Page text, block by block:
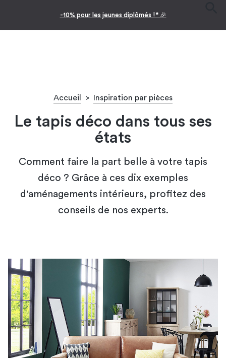
-10% pour les jeunes diplômés !* 🎉
Accueil > Inspiration par pièces
Le tapis déco dans tous ses
états
Comment faire la part belle à votre tapis
déco ? Grâce à ces dix exemples
d'aménagements intérieurs, profitez des
conseils de nos experts.